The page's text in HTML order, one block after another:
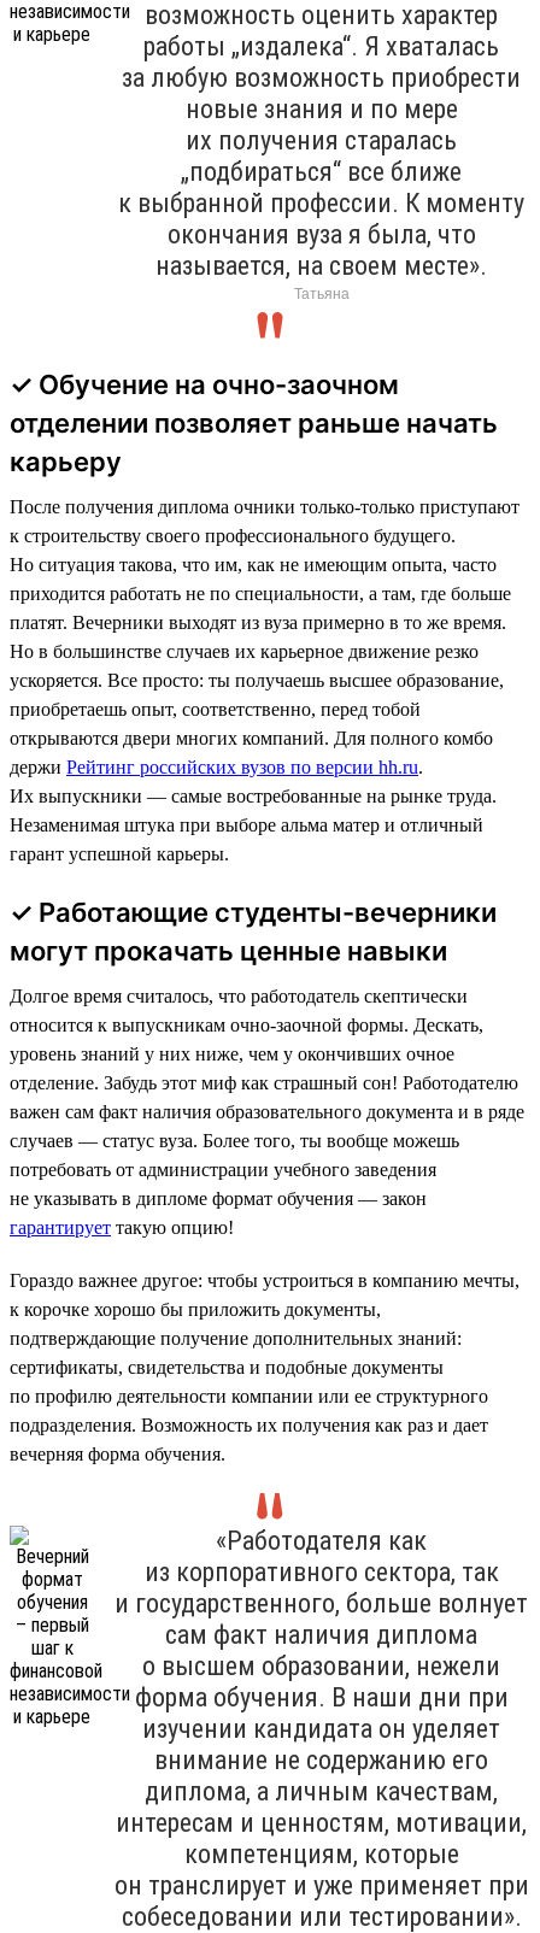
возможность оценить характер
работы „издалека“. Я хваталась
за любую возможность приобрести
новые знания и по мере
их получения старалась
„подбираться“ все ближе
к выбранной профессии. К моменту
окончания вуза я была, что
называется, на своем месте».
Татьяна
✓ Обучение на очно-заочном
отделении позволяет раньше начать
карьеру
После получения диплома очники только-только приступают
к строительству своего профессионального будущего.
Но ситуация такова, что им, как не имеющим опыта, часто
приходится работать не по специальности, а там, где больше
платят. Вечерники выходят из вуза примерно в то же время.
Но в большинстве случаев их карьерное движение резко
ускоряется. Все просто: ты получаешь высшее образование,
приобретаешь опыт, соответственно, перед тобой
открываются двери многих компаний. Для полного комбо
держи Рейтинг российских вузов по версии hh.ru.
Их выпускники — самые востребованные на рынке труда.
Незаменимая штука при выборе альма матер и отличный
гарант успешной карьеры.
✓ Работающие студенты-вечерники
могут прокачать ценные навыки
Долгое время считалось, что работодатель скептически
относится к выпускникам очно-заочной формы. Дескать,
уровень знаний у них ниже, чем у окончивших очное
отделение. Забудь этот миф как страшный сон! Работодателю
важен сам факт наличия образовательного документа и в ряде
случаев — статус вуза. Более того, ты вообще можешь
потребовать от администрации учебного заведения
не указывать в дипломе формат обучения — закон
гарантирует такую опцию!
Гораздо важнее другое: чтобы устроиться в компанию мечты,
к корочке хорошо бы приложить документы,
подтверждающие получение дополнительных знаний:
сертификаты, свидетельства и подобные документы
по профилю деятельности компании или ее структурного
подразделения. Возможность их получения как раз и дает
вечерняя форма обучения.
«Работодателя как
из корпоративного сектора, так
и государственного, больше волнует
сам факт наличия диплома
о высшем образовании, нежели
форма обучения. В наши дни при
изучении кандидата он уделяет
внимание не содержанию его
диплома, а личным качествам,
интересам и ценностям, мотивации,
компетенциям, которые
он транслирует и уже применяет при
собеседовании или тестировании».